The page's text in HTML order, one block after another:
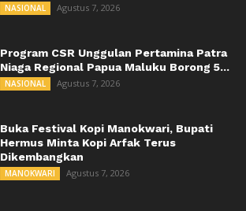
NASIONAL Agustus 7, 2026
Program CSR Unggulan Pertamina Patra
Niaga Regional Papua Maluku Borong 5...
NASIONAL Agustus 7, 2026
Buka Festival Kopi Manokwari, Bupati
Hermus Minta Kopi Arfak Terus
Dikembangkan
MANOKWARI Agustus 7, 2026